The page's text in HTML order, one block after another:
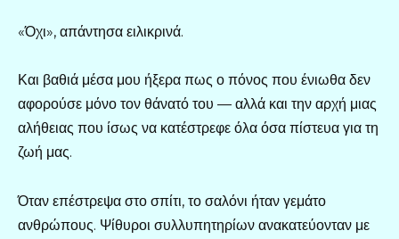
«Όχι», απάντησα ειλικρινά.
Και βαθιά μέσα μου ήξερα πως ο πόνος που ένιωθα δεν
αφορούσε μόνο τον θάνατό του — αλλά και την αρχή μιας
αλήθειας που ίσως να κατέστρεφε όλα όσα πίστευα για τη
ζωή μας.
Όταν επέστρεψα στο σπίτι, το σαλόνι ήταν γεμάτο
ανθρώπους. Ψίθυροι συλλυπητηρίων ανακατεύονταν με